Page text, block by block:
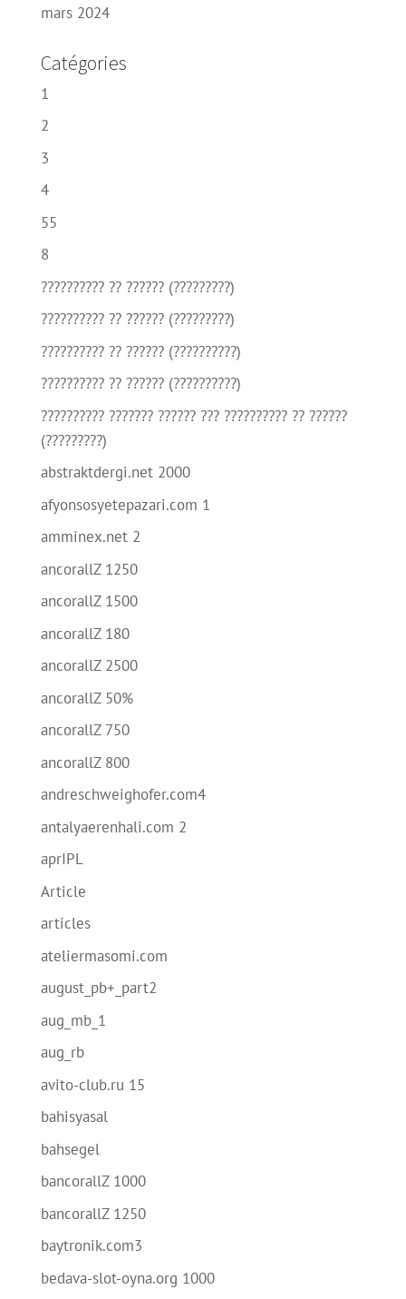
mars 2024
Catégories
1
2
3
4
55
8
?????????? ?? ?????? (?????????)
?????????? ?? ?????? (?????????)
?????????? ?? ?????? (??????????)
?????????? ?? ?????? (??????????)
?????????? ??????? ?????? ??? ?????????? ?? ??????
(?????????)
abstraktdergi.net 2000
afyonsosyetepazari.com 1
amminex.net 2
ancorallZ 1250
ancorallZ 1500
ancorallZ 180
ancorallZ 2500
ancorallZ 50%
ancorallZ 750
ancorallZ 800
andreschweighofer.com4
antalyaerenhali.com 2
aprIPL
Article
articles
ateliermasomi.com
august_pb+_part2
aug_mb_1
aug_rb
avito-club.ru 15
bahisyasal
bahsegel
bancorallZ 1000
bancorallZ 1250
baytronik.com3
bedava-slot-oyna.org 1000